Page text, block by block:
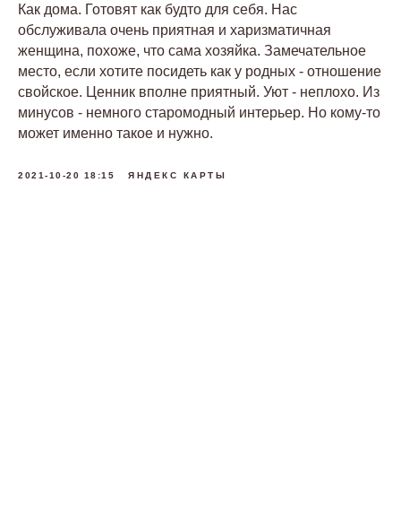
Как дома. Готовят как будто для себя. Нас
обслуживала очень приятная и харизматичная
женщина, похоже, что сама хозяйка. Замечательное
место, если хотите посидеть как у родных - отношение
свойское. Ценник вполне приятный. Уют - неплохо. Из
минусов - немного старомодный интерьер. Но кому-то
может именно такое и нужно.
2021-10-20 18:15 ЯНДЕКС КАРТЫ